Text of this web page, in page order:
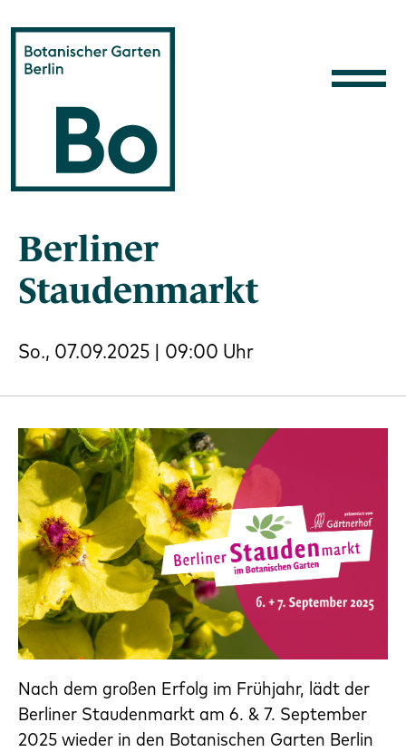
Berliner
Staudenmarkt
So., 07.09.2025 | 09:00 Uhr
Nach dem großen Erfolg im Frühjahr, lädt der
Berliner Staudenmarkt am 6. & 7. September
2025 wieder in den Botanischen Garten Berlin